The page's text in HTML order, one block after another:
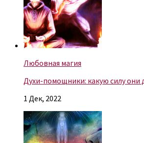
Любовная магия
Духи-помощники: какую силу они
1 Дек, 2022